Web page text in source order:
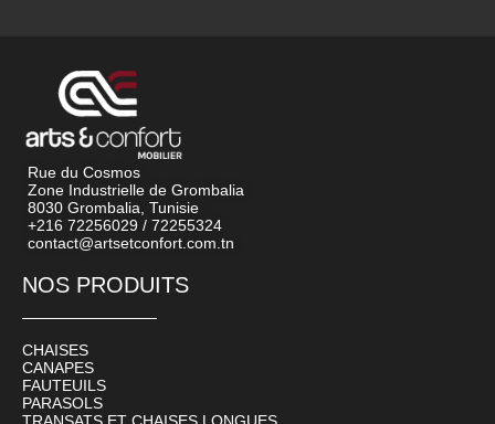
Rue du Cosmos
Zone Industrielle de Grombalia
8030 Grombalia, Tunisie
+216 72256029 / 72255324
contact@artsetconfort.com.tn
NOS PRODUITS
CHAISES
CANAPES
FAUTEUILS
PARASOLS